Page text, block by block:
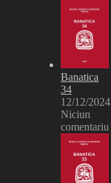
Banatica
34
12/12/2024
Niciun
comentariu